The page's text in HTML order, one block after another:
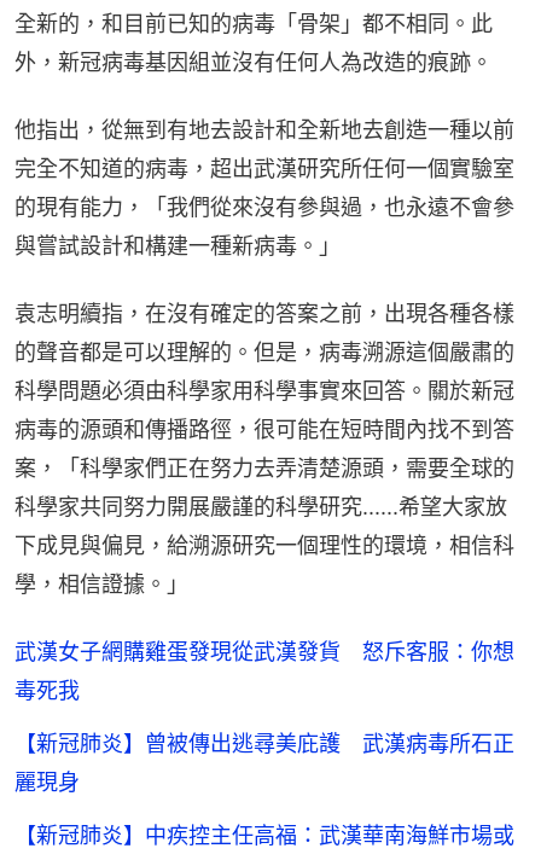
全新的，和目前已知的病毒「骨架」都不相同。此
外，新冠病毒基因組並沒有任何人為改造的痕跡。
他指出，從無到有地去設計和全新地去創造一種以前
完全不知道的病毒，超出武漢研究所任何一個實驗室
的現有能力，「我們從來沒有參與過，也永遠不會參
與嘗試設計和構建一種新病毒。」
袁志明續指，在沒有確定的答案之前，出現各種各樣
的聲音都是可以理解的。但是，病毒溯源這個嚴肅的
科學問題必須由科學家用科學事實來回答。關於新冠
病毒的源頭和傳播路徑，很可能在短時間內找不到答
案，「科學家們正在努力去弄清楚源頭，需要全球的
科學家共同努力開展嚴謹的科學研究......希望大家放
下成見與偏見，給溯源研究一個理性的環境，相信科
學，相信證據。」
武漢女子網購雞蛋發現從武漢發貨 怒斥客服：你想
毒死我
【新冠肺炎】曾被傳出逃尋美庇護 武漢病毒所石正
麗現身
【新冠肺炎】中疾控主任高福：武漢華南海鮮市場或